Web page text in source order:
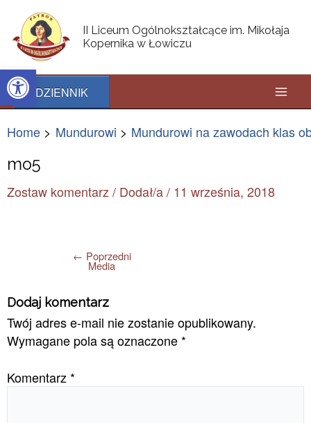
Open toolbar
content
II Liceum Ogólnokształcące im. Mikołaja
Kopernika w Łowiczu
DZIENNIK
Home Mundurowi Mundurowi na zawodach klas
mo5
Zostaw komentarz / Dodał/a / 11 września, 2018
navigation
← Poprzedni
Media
Dodaj komentarz
Twój adres e-mail nie zostanie opublikowany.
Wymagane pola są oznaczone *
Komentarz *